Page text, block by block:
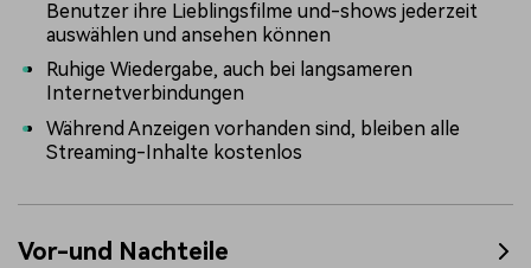
Benutzer ihre Lieblingsfilme und-shows jederzeit
auswählen und ansehen können
Ruhige Wiedergabe, auch bei langsameren
Internetverbindungen
Während Anzeigen vorhanden sind, bleiben alle
Streaming-Inhalte kostenlos
Vor-und Nachteile